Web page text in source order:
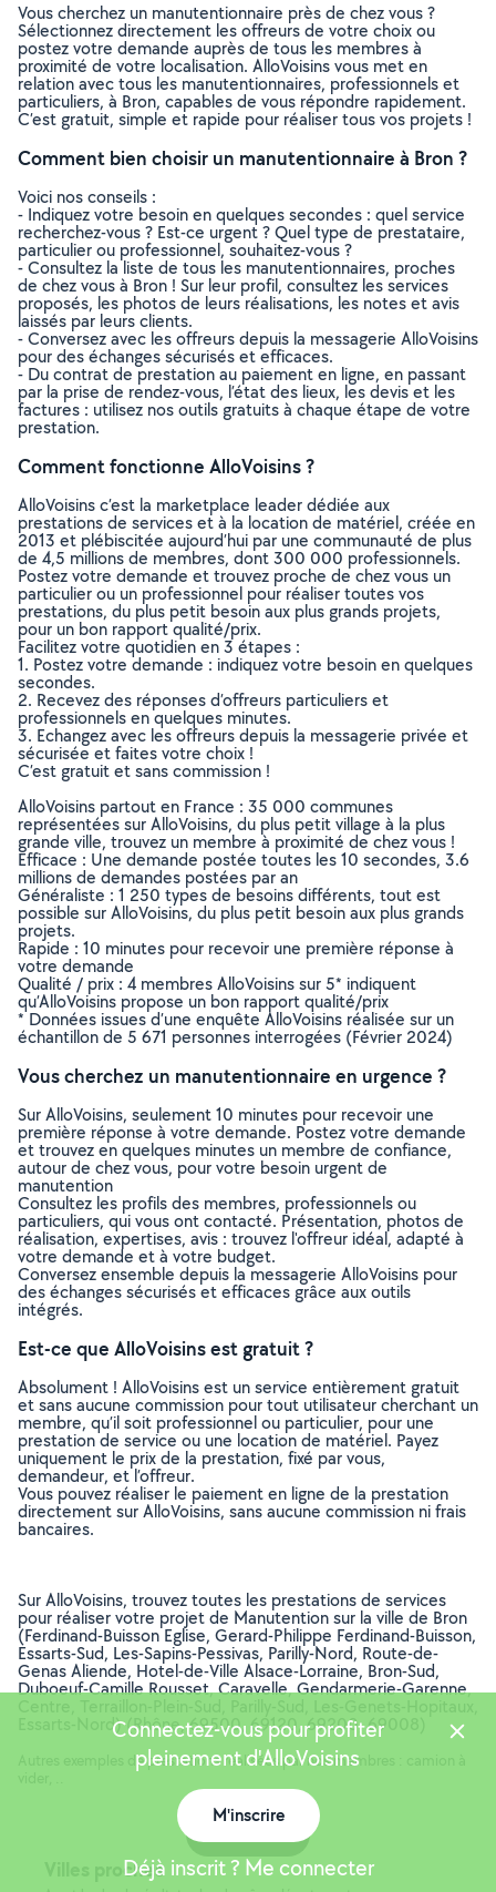
Vous cherchez un manutentionnaire près de chez vous ?
Sélectionnez directement les offreurs de votre choix ou
postez votre demande auprès de tous les membres à
proximité de votre localisation. AlloVoisins vous met en
relation avec tous les manutentionnaires, professionnels et
particuliers, à Bron, capables de vous répondre rapidement.
C’est gratuit, simple et rapide pour réaliser tous vos projets !
Comment bien choisir un manutentionnaire à Bron ?
Voici nos conseils :
- Indiquez votre besoin en quelques secondes : quel service
recherchez-vous ? Est-ce urgent ? Quel type de prestataire,
particulier ou professionnel, souhaitez-vous ?
- Consultez la liste de tous les manutentionnaires, proches
de chez vous à Bron ! Sur leur profil, consultez les services
proposés, les photos de leurs réalisations, les notes et avis
laissés par leurs clients.
- Conversez avec les offreurs depuis la messagerie AlloVoisins
pour des échanges sécurisés et efficaces.
- Du contrat de prestation au paiement en ligne, en passant
par la prise de rendez-vous, l’état des lieux, les devis et les
factures : utilisez nos outils gratuits à chaque étape de votre
prestation.
Comment fonctionne AlloVoisins ?
AlloVoisins c’est la marketplace leader dédiée aux
prestations de services et à la location de matériel, créée en
2013 et plébiscitée aujourd’hui par une communauté de plus
de 4,5 millions de membres, dont 300 000 professionnels.
Postez votre demande et trouvez proche de chez vous un
particulier ou un professionnel pour réaliser toutes vos
prestations, du plus petit besoin aux plus grands projets,
pour un bon rapport qualité/prix.
Facilitez votre quotidien en 3 étapes :
1. Postez votre demande : indiquez votre besoin en quelques
secondes.
2. Recevez des réponses d’offreurs particuliers et
professionnels en quelques minutes.
3. Echangez avec les offreurs depuis la messagerie privée et
sécurisée et faites votre choix !
C’est gratuit et sans commission !
AlloVoisins partout en France : 35 000 communes
représentées sur AlloVoisins, du plus petit village à la plus
grande ville, trouvez un membre à proximité de chez vous !
Efficace : Une demande postée toutes les 10 secondes, 3.6
millions de demandes postées par an
Généraliste : 1 250 types de besoins différents, tout est
possible sur AlloVoisins, du plus petit besoin aux plus grands
projets.
Rapide : 10 minutes pour recevoir une première réponse à
votre demande
Qualité / prix : 4 membres AlloVoisins sur 5* indiquent
qu’AlloVoisins propose un bon rapport qualité/prix
* Données issues d’une enquête AlloVoisins réalisée sur un
échantillon de 5 671 personnes interrogées (Février 2024)
Vous cherchez un manutentionnaire en urgence ?
Sur AlloVoisins, seulement 10 minutes pour recevoir une
première réponse à votre demande. Postez votre demande
et trouvez en quelques minutes un membre de confiance,
autour de chez vous, pour votre besoin urgent de
manutention
Consultez les profils des membres, professionnels ou
particuliers, qui vous ont contacté. Présentation, photos de
réalisation, expertises, avis : trouvez l'offreur idéal, adapté à
votre demande et à votre budget.
Conversez ensemble depuis la messagerie AlloVoisins pour
des échanges sécurisés et efficaces grâce aux outils
intégrés.
Est-ce que AlloVoisins est gratuit ?
Absolument ! AlloVoisins est un service entièrement gratuit
et sans aucune commission pour tout utilisateur cherchant un
membre, qu’il soit professionnel ou particulier, pour une
prestation de service ou une location de matériel. Payez
uniquement le prix de la prestation, fixé par vous,
demandeur, et l’offreur.
Vous pouvez réaliser le paiement en ligne de la prestation
directement sur AlloVoisins, sans aucune commission ni frais
bancaires.
Sur AlloVoisins, trouvez toutes les prestations de services
pour réaliser votre projet de Manutention sur la ville de Bron
(Ferdinand-Buisson Eglise, Gerard-Philippe Ferdinand-Buisson,
Essarts-Sud, Les-Sapins-Pessivas, Parilly-Nord, Route-de-
Genas Aliende, Hotel-de-Ville Alsace-Lorraine, Bron-Sud,
Duboeuf-Camille Rousset, Caravelle, Gendarmerie-Garenne,
Essarts-Nord) (Rhône, 69500, 69120, 69200, 69008)
Autres exemples de prestations réalisées par nos membres : camion à
Villes proches
Connectez-vous pour profiter
pleinement d'AlloVoisins
M'inscrire
Déjà inscrit ? Me connecter